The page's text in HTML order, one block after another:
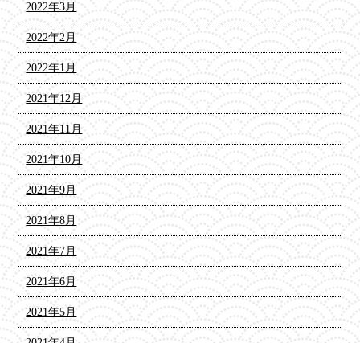
2022年3月
2022年2月
2022年1月
2021年12月
2021年11月
2021年10月
2021年9月
2021年8月
2021年7月
2021年6月
2021年5月